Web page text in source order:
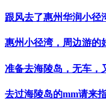
跟风去了惠州华润小径
惠州小径湾，周边游的
准备去海陵岛，无车，
去过海陵岛的mm请来指